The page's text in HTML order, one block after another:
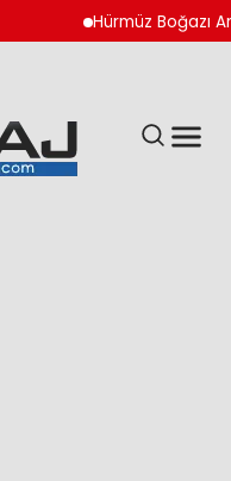
Hürmüz Boğazı